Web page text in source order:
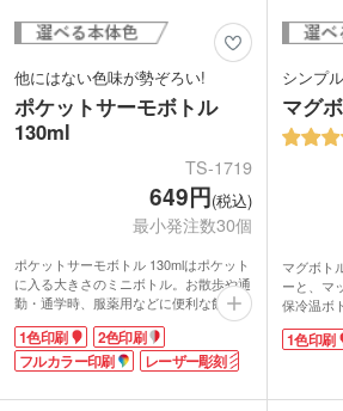
他にはない色味が勢ぞろい!
ポケットサーモボトル
130ml
TS-1719
649円(税込)
最小発注数30個
ポケットサーモボトル 130mlはポケット
に入る大きさのミニボトル。お散歩や通
勤・通学時、服薬用などに便利な飲み切
りサイズです。耐久性に優れた18-8ステ
ンレスを使用した真空二重構造で、飲み
頃温度をキープしてくれます。デスクワ
ークでの水分補給にも蓋付なので安心で
すね。
1色印刷
2色印刷
フルカラー印刷
レーザー彫刻
シンプ
マグ
マグボト
ーと、マ
保冷温ボ
れるこ
すっと取
も嬉しい
1色印刷